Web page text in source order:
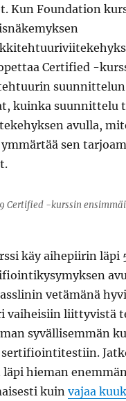
Kun Foundation
Certified -
suunnittelun
kuinka suunnittelu
avulla,
ymmärtää sen
Certified -kurssin
käy aihepiirin läpi
vetämänä
vaiheisiin liittyvistä
syvällisemmän
sertifiointitestiin.
hieman
kuinvajaa